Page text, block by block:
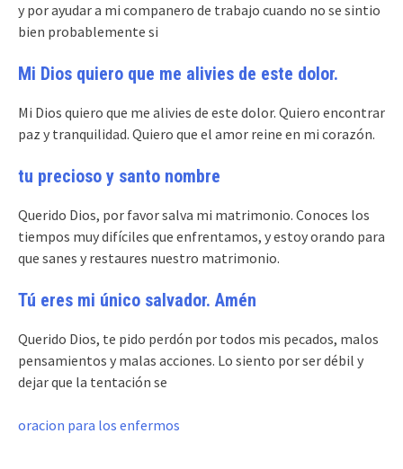
y por ayudar a mi companero de trabajo cuando no se sintio
bien probablemente si
Mi Dios quiero que me alivies de este dolor.
Mi Dios quiero que me alivies de este dolor. Quiero encontrar
paz y tranquilidad. Quiero que el amor reine en mi corazón.
tu precioso y santo nombre
Querido Dios, por favor salva mi matrimonio. Conoces los
tiempos muy difíciles que enfrentamos, y estoy orando para
que sanes y restaures nuestro matrimonio.
Tú eres mi único salvador. Amén
Querido Dios, te pido perdón por todos mis pecados, malos
pensamientos y malas acciones. Lo siento por ser débil y
dejar que la tentación se
oracion para los enfermos